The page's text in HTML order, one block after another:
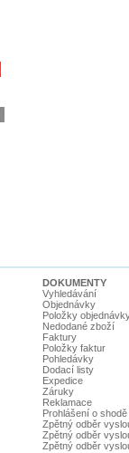
DOKUMENTY
Vyhledávání
Objednávky
Položky
Nedodané zboží
Faktury
Položky faktur
Pohledávky
Dodací listy
Expedice
Záruky
Reklamace
Prohlášení o shodě
Zpětný odběr
Zpětný odběr
Zpětný odběr